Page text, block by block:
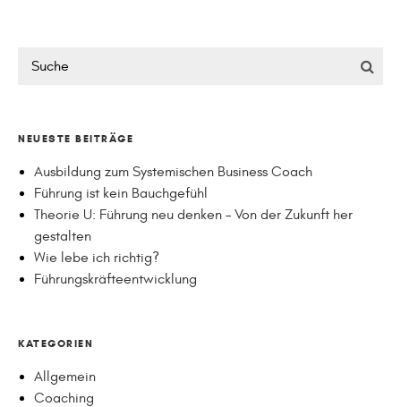
NEUESTE BEITRÄGE
Ausbildung zum Systemischen Business Coach
Führung ist kein Bauchgefühl
Theorie U: Führung neu denken – Von der Zukunft her
gestalten
Wie lebe ich richtig?
Führungskräfteentwicklung
KATEGORIEN
Allgemein
Coaching